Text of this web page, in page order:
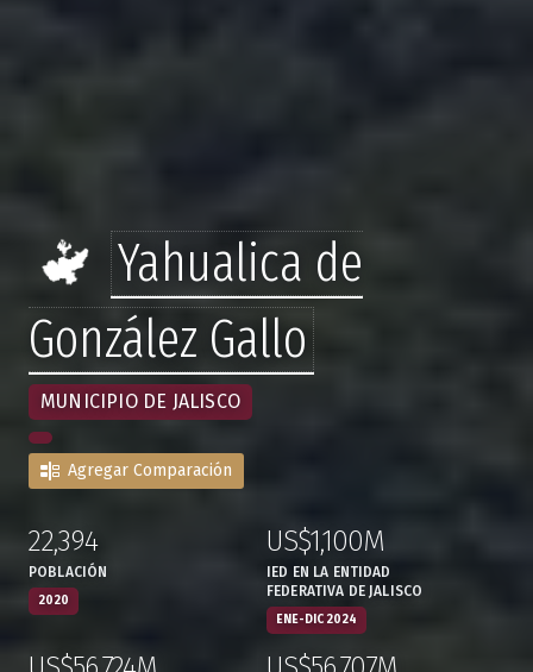
Yahualica de
González Gallo
MUNICIPIO DE JALISCO
Agregar Comparación
2020
:22,394
POBLACIÓN
ENE-DIC 2024
:US$1,100M
IED EN LA ENTIDAD
FEDERATIVA DE JALISCO
: :